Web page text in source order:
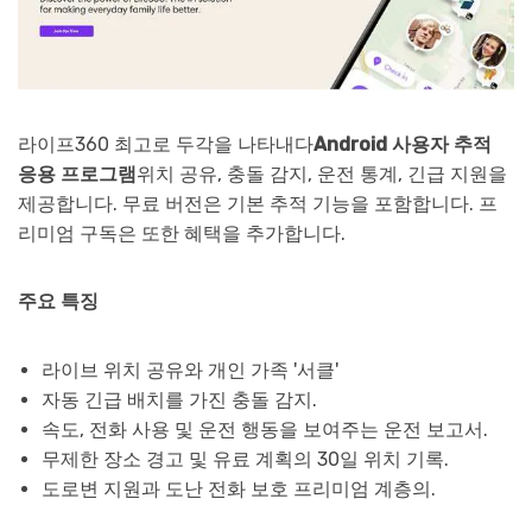
라이프360 최고로 두각을 나타내다Android 사용자 추적
응용 프로그램위치 공유, 충돌 감지, 운전 통계, 긴급 지원을
제공합니다. 무료 버전은 기본 추적 기능을 포함합니다. 프
리미엄 구독은 또한 혜택을 추가합니다.
주요 특징
라이브 위치 공유와 개인 가족 '서클'
자동 긴급 배치를 가진 충돌 감지.
속도, 전화 사용 및 운전 행동을 보여주는 운전 보고서.
무제한 장소 경고 및 유료 계획의 30일 위치 기록.
도로변 지원과 도난 전화 보호 프리미엄 계층의.